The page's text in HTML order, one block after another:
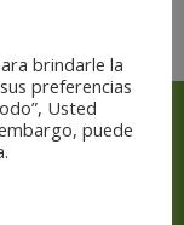
brindarle la
preferencias
Usted
puede